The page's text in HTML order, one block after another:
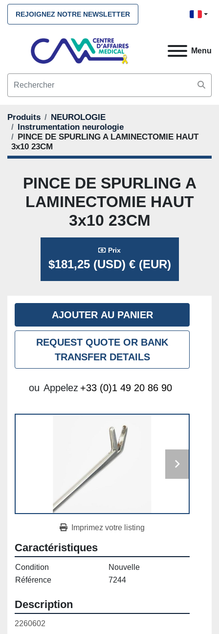
REJOIGNEZ NOTRE NEWSLETTER
Menu
Produits
NEUROLOGIE
Instrumentation neurologie
PINCE DE SPURLING A LAMINECTOMIE HAUT
3x10 23CM
PINCE DE SPURLING A
LAMINECTOMIE HAUT
3x10 23CM
Prix
$181,25 (USD) € (EUR)
AJOUTER AU PANIER
REQUEST QUOTE OR BANK
TRANSFER DETAILS
ou Appelez +33 (0)1 49 20 86 90
Imprimez votre listing
Caractéristiques
Condition
Nouvelle
Référence
7244
Description
2260602